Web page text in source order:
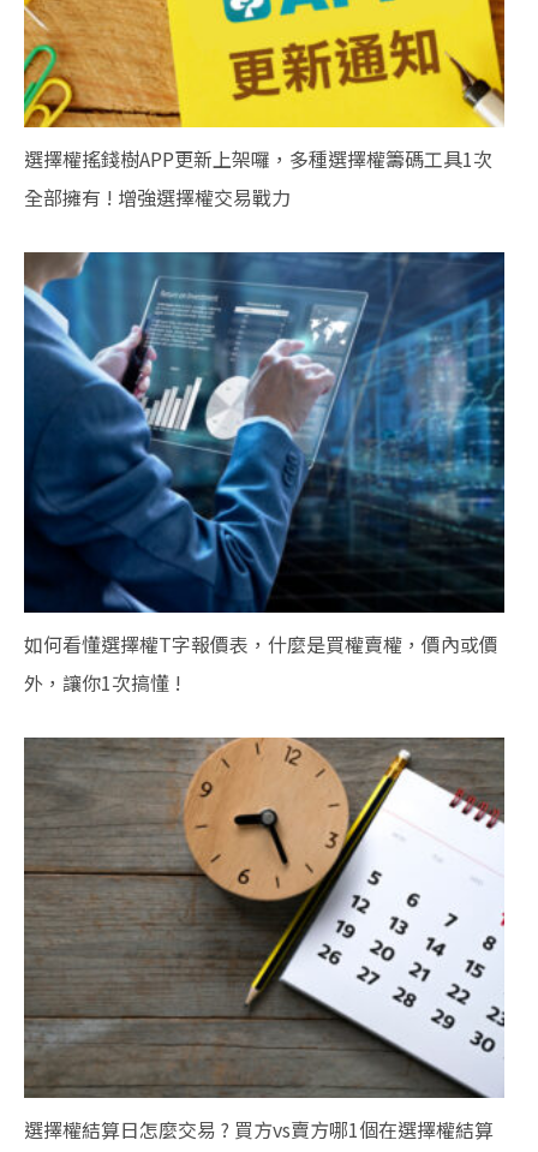
選擇權搖錢樹APP更新上架囉，多種選擇權籌碼工具1次
全部擁有 ! 增強選擇權交易戰力
如何看懂選擇權T字報價表，什麼是買權賣權，價內或價
外，讓你1次搞懂 !
選擇權結算日怎麼交易 ? 買方vs賣方哪1個在選擇權結算